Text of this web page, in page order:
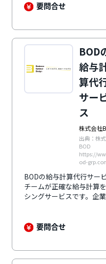
サポートを実現。さらに
要問合せ
BOD
給与
算代
サー
ス
株式会社
出典：株
BOD
https://
od-
BODの給与計算代行サー
チームが正確な給与計算
シングサービスです。企
事労務システムを活用し
支援します。社会保険料
度更新にも対応可能です
要問合せ